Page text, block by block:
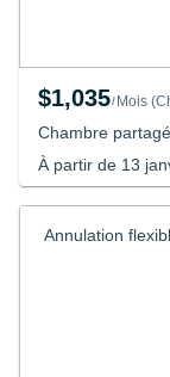
$1,035/ Mois (
Chambre
À partir de 13
Annulation